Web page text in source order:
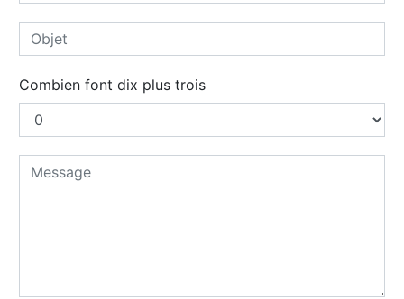
Combien font dix plus trois